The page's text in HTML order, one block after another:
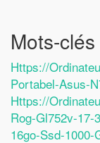
Mots-
Https://
Portabel-Asus-
Https://
Rog-Gl752v-17-
16go-Ssd-1000-